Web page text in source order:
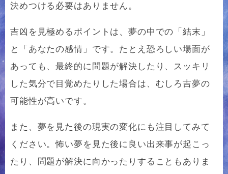
決めつける必要はありません。
吉凶を見極めるポイントは、夢の中での「結末」
と「あなたの感情」です。たとえ恐ろしい場面が
あっても、最終的に問題が解決したり、スッキリ
した気分で目覚めたりした場合は、むしろ吉夢の
可能性が高いです。
また、夢を見た後の現実の変化にも注目してみて
ください。怖い夢を見た後に良い出来事が起こっ
たり、問題が解決に向かったりすることもありま